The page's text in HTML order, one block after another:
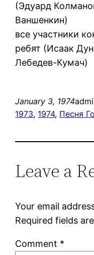
(Эдуард
Ваншенкин)
все участники
ребят (Исаак
Лебедев-Кумач)
January 3, 1974
1973, 1974, Песня
Leave a
Your email
Required fields
Comment *